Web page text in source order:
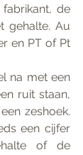
de
gehalte. Au
en PT of Pt
na met een
ruit staan,
zeshoek.
een cijfer
of de